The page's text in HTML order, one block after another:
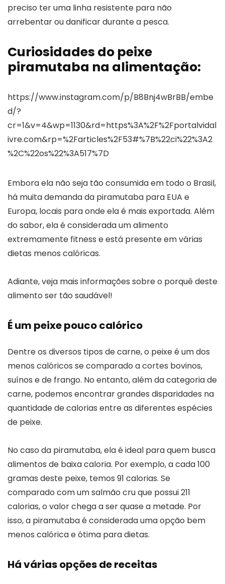
preciso ter uma linha resistente para não
arrebentar ou danificar durante a pesca.
Curiosidades do peixe
piramutaba na alimentação:
https://www.instagram.com/p/B8Bnj4wBrBB/embe
d/?
cr=1&v=4&wp=1130&rd=https%3A%2F%2Fportalvidal
ivre.com&rp=%2Farticles%2F53#%7B%22ci%22%3A2
%2C%22os%22%3A517%7D
Embora ela não seja tão consumida em todo o Brasil,
há muita demanda da piramutaba para EUA e
Europa, locais para onde ela é mais exportada. Além
do sabor, ela é considerada um alimento
extremamente fitness e está presente em várias
dietas menos calóricas.
Adiante, veja mais informações sobre o porquê deste
alimento ser tão saudável!
É um peixe pouco calórico
Dentre os diversos tipos de carne, o peixe é um dos
menos calóricos se comparado a cortes bovinos,
suínos e de frango. No entanto, além da categoria de
carne, podemos encontrar grandes disparidades na
quantidade de calorias entre as diferentes espécies
de peixe.
No caso da piramutaba, ela é ideal para quem busca
alimentos de baixa caloria. Por exemplo, a cada 100
gramas deste peixe, temos 91 calorias. Se
comparado com um salmão cru que possui 211
calorias, o valor chega a ser quase a metade. Por
isso, a piramutaba é considerada uma opção bem
menos calórica e ótima para dietas.
Há várias opções de receitas